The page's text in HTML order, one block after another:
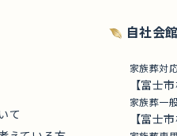
て
自社会
家族葬対
【富士
家族葬一
【富士